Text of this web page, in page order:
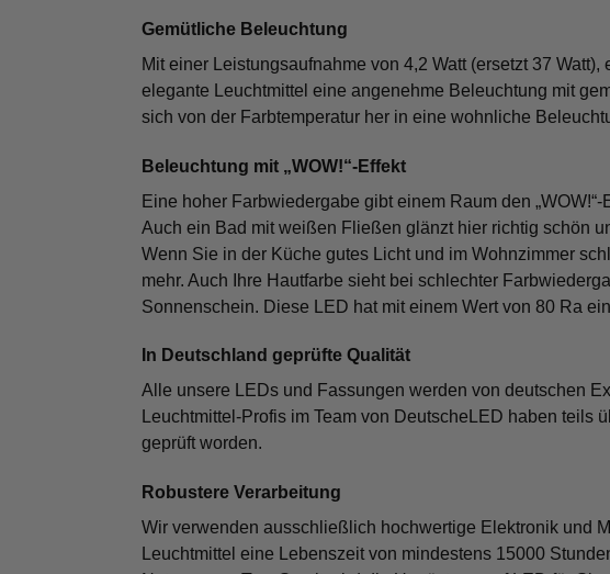
Gemütliche Beleuchtung
Mit einer Leistungsaufnahme von 4,2 Watt (ersetzt 37
elegante Leuchtmittel eine angenehme Beleuchtung mit
sich von der Farbtemperatur her in eine wohnliche
Beleuchtung mit „WOW!“-Effekt
Eine hoher Farbwiedergabe gibt einem Raum den
Auch ein Bad mit weißen Fließen glänzt hier richtig schön
Wenn Sie in der Küche gutes Licht und im Wohnzimmer
mehr. Auch Ihre Hautfarbe sieht bei schlechter
Sonnenschein. Diese LED hat mit einem Wert von 80 Ra
In Deutschland geprüfte Qualität
Alle unsere LEDs und Fassungen werden von deutschen
Leuchtmittel-Profis im Team von DeutscheLED haben teils
geprüft worden.
Robustere Verarbeitung
Wir verwenden ausschließlich hochwertige Elektronik und
Leuchtmittel eine Lebenszeit von mindestens 15000